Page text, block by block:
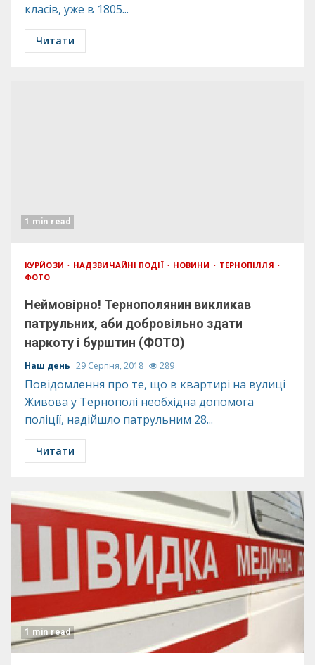
класів, уже в 1805...
Читати
1 min read
КУРЙОЗИ НАДЗВИЧАЙНІ ПОДІЇ НОВИНИ
ТЕРНОПІЛЛЯ
ФОТО
Неймовірно! Тернополянин викликав
патрульних, аби добровільно здати
наркоту і бурштин (ФОТО)
Наш день 29 Серпня, 2018 289
Повідомлення про те, що в квартирі на вулиці
Живова у Тернополі необхідна допомога
поліції, надійшло патрульним 28...
Читати
1 min read